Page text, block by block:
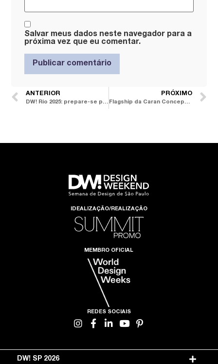
Salvar meus dados neste navegador para a
próxima vez que eu comentar.
ANTERIOR
DW! Rio 2025: prepare-se para a semana de design com spoilers das principais atrações no CasaShopping
PRÓXIMO
Flagship da Caran Concept traz ambientes com jeito de casa e experiência acolhedora
IDEALIZAÇÃO/REALIZAÇÃO
MEMBRO OFICIAL
REDES SOCIAIS
DW! SP 2026